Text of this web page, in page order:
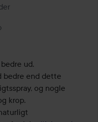
oprettet 2 måneder
ud.
bedre end dette
og nogle
krop.